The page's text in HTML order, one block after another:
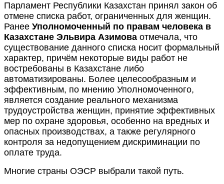
Парламент Республики Казахстан принял закон об
отмене списка работ, ограниченных для женщин.
Ранее Уполномоченный по правам человека в
Казахстане Эльвира Азимова отмечала, что
существование данного списка носит формальный
характер, причём некоторые виды работ не
востребованы в Казахстане либо
автоматизированы. Более целесообразным и
эффективным, по мнению Уполномоченного,
является создание реального механизма
трудоустройства женщин, принятие эффективных
мер по охране здоровья, особенно на вредных и
опасных производствах, а также регулярного
контроля за недопущением дискриминации по
оплате труда.
Многие страны ОЭСР выбрали такой путь.